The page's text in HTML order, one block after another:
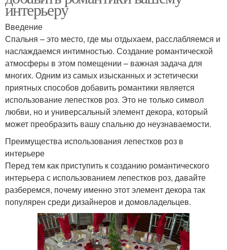
интерьеру
Введение
Спальня – это место, где мы отдыхаем, расслабляемся и
наслаждаемся интимностью. Создание романтической
атмосферы в этом помещении – важная задача для
многих. Одним из самых изысканных и эстетически
приятных способов добавить романтики является
использование лепестков роз. Это не только символ
любви, но и универсальный элемент декора, который
может преобразить вашу спальню до неузнаваемости.
Преимущества использования лепестков роз в
интерьере
Перед тем как приступить к созданию романтического
интерьера с использованием лепестков роз, давайте
разберемся, почему именно этот элемент декора так
популярен среди дизайнеров и домовладельцев.